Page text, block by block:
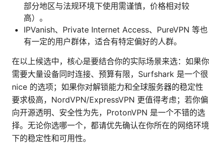
部分地区与法规环境下使用需谨慎，价格相对较
高）。
IPVanish、Private Internet Access、PureVPN 等也
有一定的用户群体，适合有特定偏好的人群。
在以上候选中，核心是要结合你的实际场景来选：如果你
需要大量设备同时连接、预算有限，Surfshark 是一个很
nice 的选项；如果你对解锁能力和全球服务器的稳定性
要求极高，NordVPN/ExpressVPN 更值得考虑；若你偏
向开源透明、安全性为先，ProtonVPN 是一个不错的选
择。无论你选哪一个，都请优先确认在你所在的网络环境
下的稳定性和可用性。